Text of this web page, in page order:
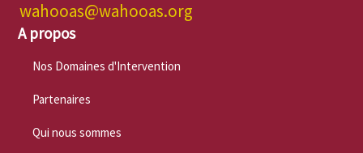
wahooas@wahooas.org
A propos
Nos Domaines d'Intervention
Partenaires
Qui nous sommes